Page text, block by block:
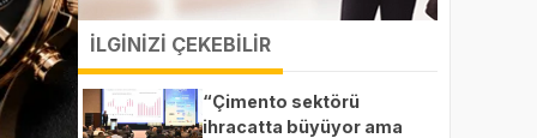
İLGİNİZİ ÇEKEBİLİR
“Çimento sektörü
ihracatta büyüyor ama